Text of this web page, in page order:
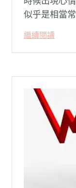
似乎是相當
系統在長久
理更高層次
造成重大影
繼續閱讀